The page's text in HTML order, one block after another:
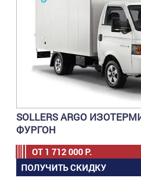
SOLLERS ARGO
ФУРГОН
ОТ 1 712 000 Р.
ПОЛУЧИТЬ СКИДКУ